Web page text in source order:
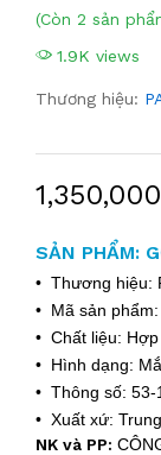
(Còn 2 sản
1.9K views
Thương hiệu:
SẢN PHẨM:
• Thương hiệu:
• Mã sản
• Chất liệu: Hợp
• Hình dạng:
• Thông số: 53-
• Xuất xứ:
NK và PP: